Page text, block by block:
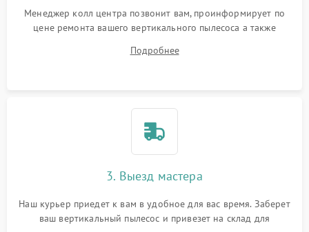
Менеджер колл центра позвонит вам, проинформирует по
цене ремонта вашего вертикального пылесоса а также
Подробнее
3. Выезд мастера
Наш курьер приедет к вам в удобное для вас время. Заберет
ваш вертикальный пылесос и привезет на склад для